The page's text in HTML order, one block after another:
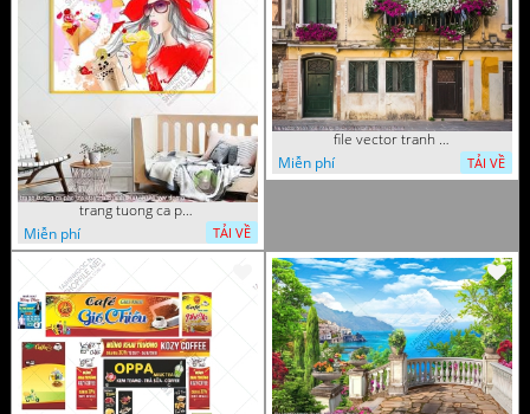
trang tuong ca phe tra sua tra chanh 20022023 vvv
Miễn phí
TẢI VỀ
file vector tranh ngoi nha cu decor quan caffe dep mat
Miễn phí
TẢI VỀ